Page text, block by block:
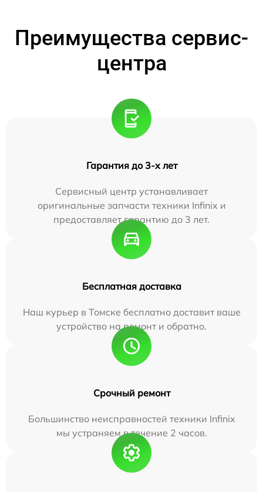
Преимущества сервис-
центра
Гарантия до 3-х лет
Сервисный центр устанавливает
оригинальные запчасти техники Infinix и
предоставляет гарантию до 3 лет.
Бесплатная доставка
Наш курьер в Томске бесплатно доставит ваше
устройство на ремонт и обратно.
Срочный ремонт
Большинство неисправностей техники Infinix
мы устраняем в течение 2 часов.